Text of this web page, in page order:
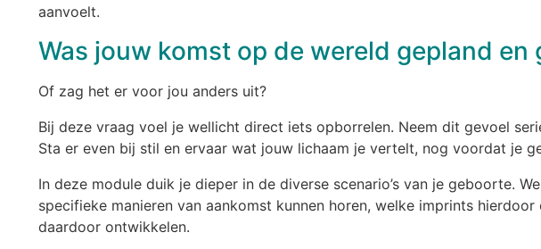
aanvoelt.
Was jouw komst op de wereld gepland en
Of zag het er voor jou anders uit?
Bij deze vraag voel je wellicht direct iets opborrelen. Neem dit gevoel
Sta er even bij stil en ervaar wat jouw lichaam je vertelt, nog voordat je
In deze module duik je dieper in de diverse scenario’s van je geboorte.
specifieke manieren van aankomst kunnen horen, welke imprints
daardoor ontwikkelen.